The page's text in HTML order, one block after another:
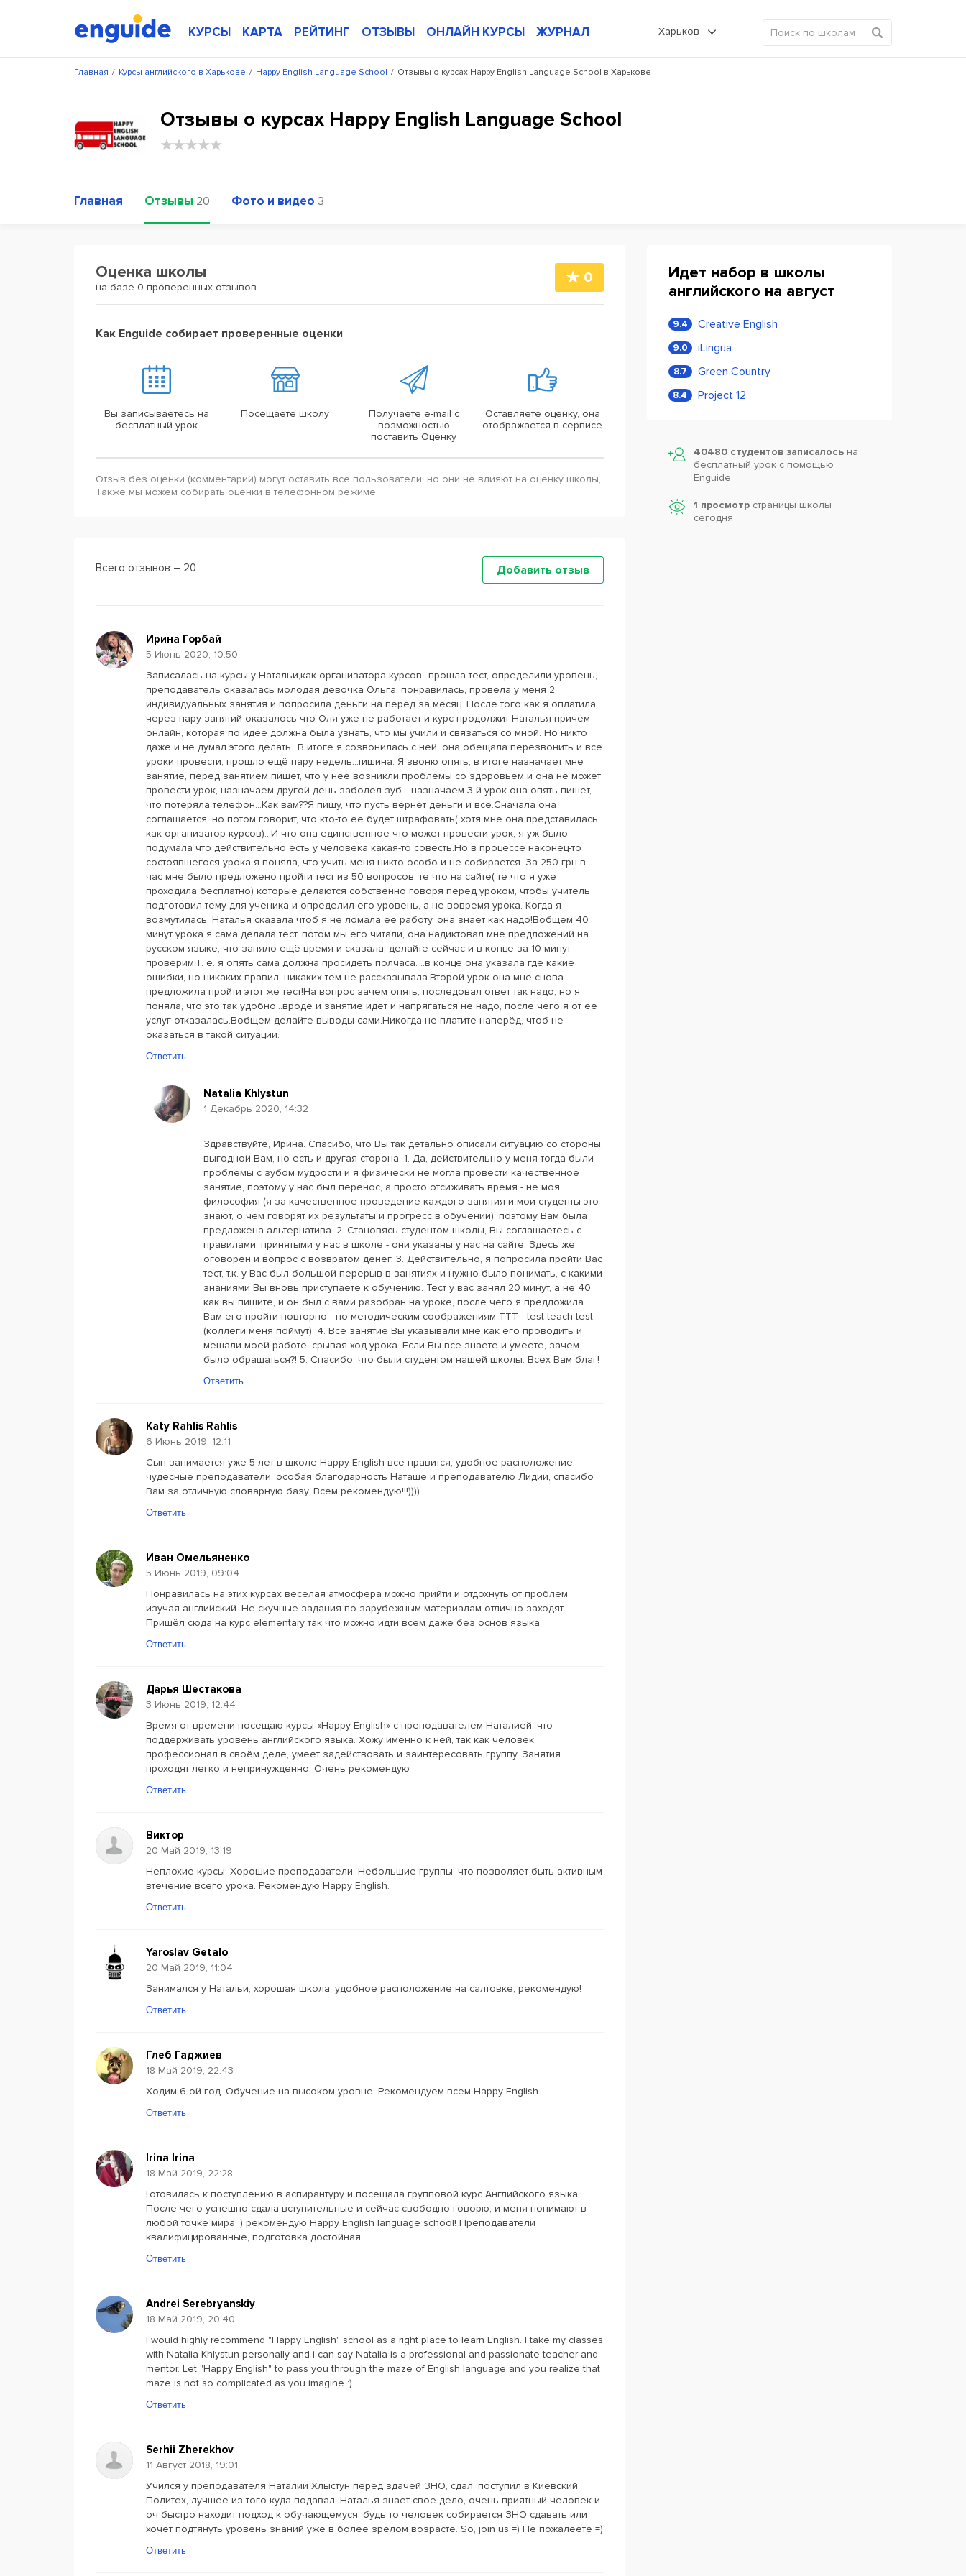
КУРСЫ КАРТА РЕЙТИНГ ОТЗЫВЫ ОНЛАЙН КУРСЫ ЖУРНАЛ Харьков
/
Главная /
Курсы английского в Харькове /
Happy English Language School Отзывы о курсах Happy English Language School в Харькове
Отзывы о курсах Happy English Language School
Главная Отзывы 20 Фото и видео 3
Оценка школы
на базе 0 проверенных отзывов
0
Как Enguide собирает проверенные оценки
Вы записываетесь на
бесплатный урок
Посещаете школу
Получаете e-mail с
возможностью
поставить Оценку
Оставляете оценку, она
отображается в сервисе
Отзыв без оценки (комментарий) могут оставить все пользователи, но они не влияют на оценку школы,
Также мы можем собирать оценки в телефонном режиме
Всего отзывов – 20 Добавить отзыв
Ирина Горбай
5 Июнь 2020, 10:50
Записалась на курсы у Натальи,как организатора курсов...прошла тест, определили уровень,
преподаватель оказалась молодая девочка Ольга, понравилась, провела у меня 2
индивидуальных занятия и попросила деньги на перед за месяц. После того как я оплатила,
через пару занятий оказалось что Оля уже не работает и курс продолжит Наталья причём
онлайн, которая по идее должна была узнать, что мы учили и связаться со мной. Но никто
даже и не думал этого делать...В итоге я созвонилась с ней, она обещала перезвонить и все
уроки провести, прошло ещё пару недель...тишина. Я звоню опять, в итоге назначает мне
занятие, перед занятием пишет, что у неё возникли проблемы со здоровьем и она не может
провести урок, назначаем другой день-заболел зуб... назначаем 3-й урок она опять пишет,
что потеряла телефон...Как вам??Я пишу, что пусть вернёт деньги и все.Сначала она
соглашается, но потом говорит, что кто-то ее будет штрафовать( хотя мне она представилась
как организатор курсов)...И что она единственное что может провести урок, я уж было
подумала что действительно есть у человека какая-то совесть.Но в процессе наконец-то
состоявшегося урока я поняла, что учить меня никто особо и не собирается. За 250 грн в
час мне было предложено пройти тест из 50 вопросов, те что на сайте( те что я уже
проходила бесплатно) которые делаются собственно говоря перед уроком, чтобы учитель
подготовил тему для ученика и определил его уровень, а не вовремя урока. Когда я
возмутилась, Наталья сказала чтоб я не ломала ее работу, она знает как надо!Вобщем 40
минут урока я сама делала тест, потом мы его читали, она надиктовал мне предложений на
русском языке, что заняло ещё время и сказала, делайте сейчас и в конце за 10 минут
проверим.Т. е. я опять сама должна просидеть полчаса. ..в конце она указала где какие
ошибки, но никаких правил, никаких тем не рассказывала.Второй урок она мне снова
предложила пройти этот же тест!На вопрос зачем опять, последовал ответ так надо, но я
поняла, что это так удобно...вроде и занятие идёт и напрягаться не надо, после чего я от ее
услуг отказалась.Вобщем делайте выводы сами.Никогда не платите наперёд, чтоб не
оказаться в такой ситуации.
Ответить
Natalia Khlystun
1 Декабрь 2020, 14:32
Здравствуйте, Ирина. Спасибо, что Вы так детально описали ситуацию со стороны,
выгодной Вам, но есть и другая сторона. 1. Да, действительно у меня тогда были
проблемы с зубом мудрости и я физически не могла провести качественное
занятие, поэтому у нас был перенос, а просто отсиживать время - не моя
философия (я за качественное проведение каждого занятия и мои студенты это
знают, о чем говорят их результаты и прогресс в обучении), поэтому Вам была
предложена альтернатива. 2. Становясь студентом школы, Вы соглашаетесь с
правилами, принятыми у нас в школе - они указаны у нас на сайте. Здесь же
оговорен и вопрос с возвратом денег. 3. Действительно, я попросила пройти Вас
тест, т.к. у Вас был большой перерыв в занятиях и нужно было понимать, с какими
знаниями Вы вновь приступаете к обучению. Тест у вас занял 20 минут, а не 40,
как вы пишите, и он был с вами разобран на уроке, после чего я предложила
Вам его пройти повторно - по методическим соображениям ТТТ - test-teach-test
(коллеги меня поймут). 4. Все занятие Вы указывали мне как его проводить и
мешали моей работе, срывая ход урока. Если Вы все знаете и умеете, зачем
было обращаться?! 5. Спасибо, что были студентом нашей школы. Всех Вам благ!
Ответить
Katy Rahlis Rahlis
6 Июнь 2019, 12:11
Сын занимается уже 5 лет в школе Happy English все нравится, удобное расположение,
чудесные преподаватели, особая благодарность Наташе и преподавателю Лидии, спасибо
Вам за отличную словарную базу. Всем рекомендую!!!))))
Ответить
Иван Омельяненко
5 Июнь 2019, 09:04
Понравилась на этих курсах весёлая атмосфера можно прийти и отдохнуть от проблем
изучая английский. Не скучные задания по зарубежным материалам отлично заходят.
Пришёл сюда на курс elementary так что можно идти всем даже без основ языка
Ответить
Дарья Шестакова
3 Июнь 2019, 12:44
Время от времени посещаю курсы «Happy English» с преподавателем Наталией, что
поддерживать уровень английского языка. Хожу именно к ней, так как человек
профессионал в своём деле, умеет задействовать и заинтересовать группу. Занятия
проходят легко и непринужденно. Очень рекомендую
Ответить
Виктор
20 Май 2019, 13:19
Неплохие курсы. Хорошие преподаватели. Небольшие группы, что позволяет быть активным
втечение всего урока. Рекомендую Happy English.
Ответить
Yaroslav Getalo
20 Май 2019, 11:04
Занимался у Натальи, хорошая школа, удобное расположение на салтовке, рекомендую!
Ответить
Глеб Гаджиев
18 Май 2019, 22:43
Ходим 6-ой год. Обучение на высоком уровне. Рекомендуем всем Happy English.
Ответить
Irina Irina
18 Май 2019, 22:28
Готовилась к поступлению в аспирантуру и посещала групповой курс Английского языка.
После чего успешно сдала вступительные и сейчас свободно говорю, и меня понимают в
любой точке мира :) рекомендую Happy English language school! Преподаватели
квалифицированные, подготовка достойная.
Ответить
Andrei Serebryanskiy
18 Май 2019, 20:40
I would highly recommend "Happy English" school as a right place to learn English. I take my classes
with Natalia Khlystun personally and i can say Natalia is a professional and passionate teacher and
mentor. Let "Happy English" to pass you through the maze of English language and you realize that
maze is not so complicated as you imagine :)
Ответить
Serhii Zherekhov
11 Август 2018, 19:01
Учился у преподавателя Наталии Хлыстун перед здачей ЗНО, сдал, поступил в Киевский
Политех, лучшее из того куда подавал. Наталья знает свое дело, очень приятный человек и
оч быстро находит подход к обучающемуся, будь то человек собирается ЗНО сдавать или
хочет подтянуть уровень знаний уже в более зрелом возрасте. So, join us =) Не пожалеете =)
Ответить
Идет набор в школы
английского на август
9.4 Creative English
9.0 iLingua
8.7 Green Country
8.4 Project 12
40480 студентов записалось на
бесплатный урок с помощью
Enguide
1 просмотрстраницы школы
сегодня